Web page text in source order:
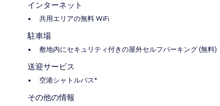
インターネット
共用エリアの無料 WiFi
駐車場
敷地内にセキュリティ付きの屋外セルフパーキング (無料)
送迎サービス
空港シャトルバス*
その他の情報